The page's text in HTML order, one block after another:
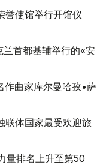
誉使馆举行开馆仪
兰首都基辅举行的«安
作曲家库尔曼哈孜•萨
联体国家最受欢迎旅
量排名上升至第50